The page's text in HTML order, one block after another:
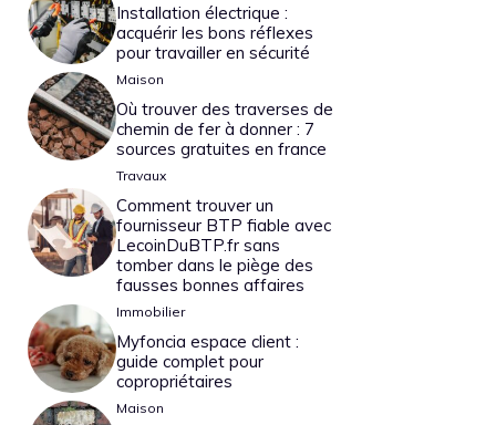
Installation électrique :
acquérir les bons réflexes
pour travailler en sécurité
Maison
Où trouver des traverses de
chemin de fer à donner : 7
sources gratuites en france
Travaux
Comment trouver un
fournisseur BTP fiable avec
LecoinDuBTP.fr sans
tomber dans le piège des
fausses bonnes affaires
Immobilier
Myfoncia espace client :
guide complet pour
copropriétaires
Maison